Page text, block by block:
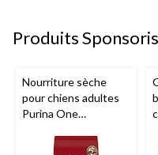
Produits
Nourriture sèche
pour chiens adultes
Purina One
agneau et riz, tailles